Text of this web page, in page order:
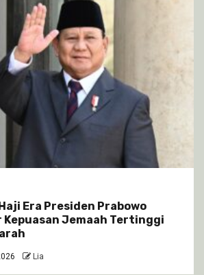
Era Presiden Prabowo
Kepuasan Jemaah Tertinggi
Lia